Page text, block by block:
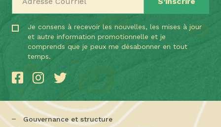
Je consens à recevoir les nouvelles, les mises à jour
et autre information promotionnelle et je
comprends que je peux me désabonner en tout
temps.
Gouvernance et structure